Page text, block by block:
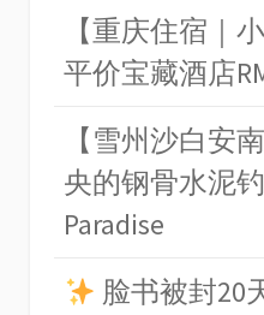
【重庆住宿｜
平价宝藏酒店
【雪州沙白安
央的钢骨水泥
Paradise
脸书被封20